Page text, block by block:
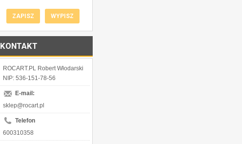
KONTAKT
ROCART.PL Robert Włodarski
NIP: 536-151-78-56
E-mail:
sklep@rocart.pl
Telefon
600310358